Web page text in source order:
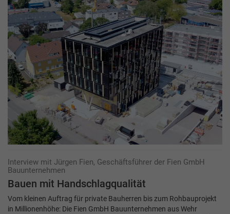
Interview mit Jürgen Fien, Geschäftsführer der Fien GmbH
Bauunternehmen
Bauen mit Handschlagqualität
Vom kleinen Auftrag für private Bauherren bis zum Rohbauprojekt
in Millionenhöhe: Die Fien GmbH Bauunternehmen aus Wehr